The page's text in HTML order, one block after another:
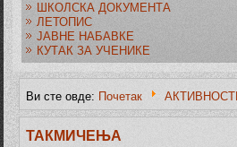
ШКОЛСКА ДОКУМЕНТА
ЛЕТОПИС
ЈАВНЕ НАБАВКЕ
КУТАК ЗА УЧЕНИКЕ
Ви сте овде: Почетак
ТАКМИЧЕЊА